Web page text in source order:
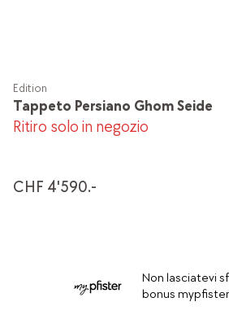
Tappeto Persiano Ghom Seide
Edition
Ritiro solo in negozio
CHF 4'590.-
Non lasciatevi
bonus